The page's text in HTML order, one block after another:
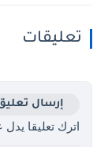
تعليقات
إرسال
اترك تعليقا